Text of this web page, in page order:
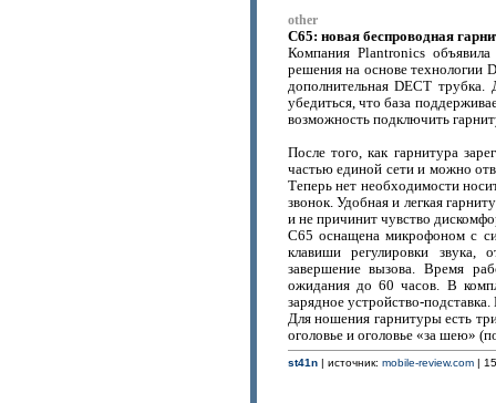
other
С65: новая беспроводная
Компания Plantronics
решения на основе технологии
дополнительная DECT
убедиться, что база
возможность подключить
После того, как гарнитура
частью единой сети и можно
Теперь нет необходимости
звонок. Удобная и легкая
и не причинит чувство
C65 оснащена микрофоном с
клавиши регулировки
завершение вызова. Время
ожидания до 60 часов. В
зарядное устройство-
Для ношения гарнитуры есть
оголовье и оголовье «за шею»
st41n| источник: mobile-review.com|